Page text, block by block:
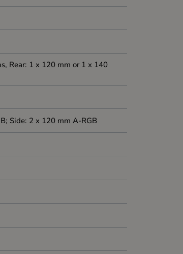
Rear: 1 x 120 mm or 1 x 140
Side: 2 x 120 mm A-RGB